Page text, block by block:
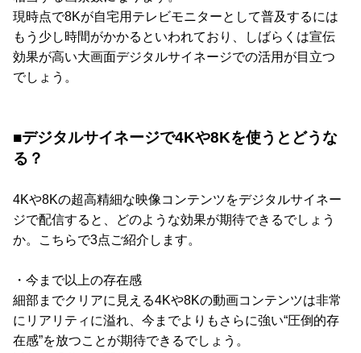
現時点で8Kが自宅用テレビモニターとして普及するには
もう少し時間がかかるといわれており、しばらくは宣伝
効果が高い大画面デジタルサイネージでの活用が目立つ
でしょう。
■デジタルサイネージで4Kや8Kを使うとどうな
る？
4Kや8Kの超高精細な映像コンテンツをデジタルサイネー
ジで配信すると、どのような効果が期待できるでしょう
か。こちらで3点ご紹介します。
・今まで以上の存在感
細部までクリアに見える4Kや8Kの動画コンテンツは非常
にリアリティに溢れ、今までよりもさらに強い“圧倒的存
在感”を放つことが期待できるでしょう。